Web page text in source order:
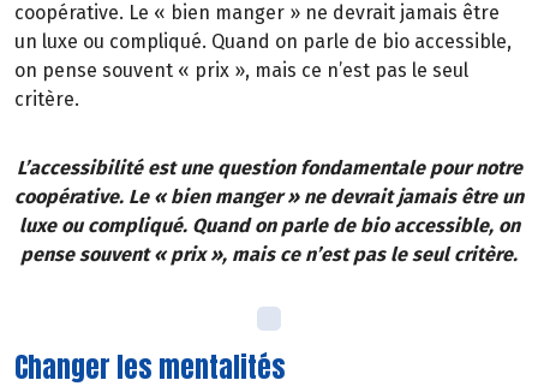
coopérative. Le « bien manger » ne devrait jamais être
un luxe ou compliqué. Quand on parle de bio accessible,
on pense souvent « prix », mais ce n’est pas le seul
critère.
L’accessibilité est une question fondamentale pour notre
coopérative. Le « bien manger » ne devrait jamais être un
luxe ou compliqué. Quand on parle de bio accessible, on
pense souvent « prix », mais ce n’est pas le seul critère.
Changer les mentalités